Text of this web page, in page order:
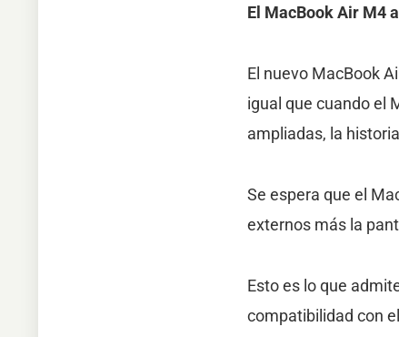
El MacBook Air M4
El nuevo MacBook
igual que cuando el
ampliadas, la
Se espera que el
externos más la
Esto es lo que
compatibilidad con